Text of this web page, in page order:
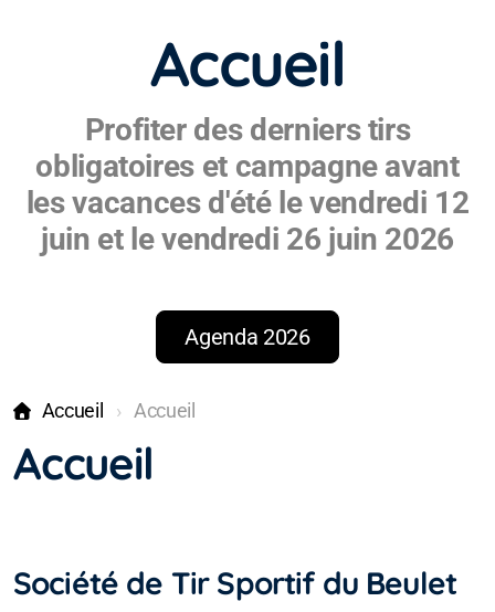
Accueil
Profiter des derniers tirs
obligatoires et campagne avant
les vacances d'été le vendredi 12
juin et le vendredi 26 juin 2026
Agenda 2026
Accueil Accueil
Accueil
Société de Tir Sportif du Beulet